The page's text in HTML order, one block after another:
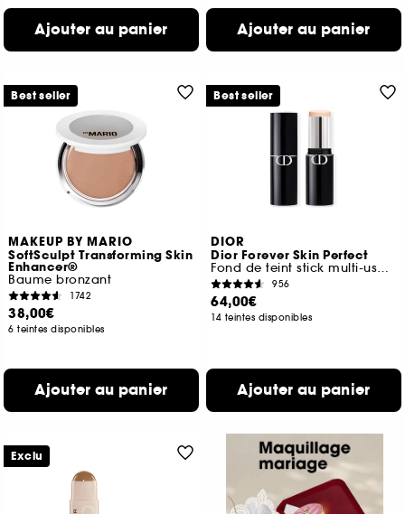
Ajouter au panier Ajouter au panier
MAKEUP BY MARIO
SoftSculpt Transforming Skin
Enhancer®
Baume bronzant
1742
38,00€
6 teintes disponibles
Ajouter au panier
Best seller
DIOR
Dior Forever Skin Perfect
Fond de teint stick multi-usage, hydratation 24 h
956
64,00€
14 teintes disponibles
Ajouter au panier
Best seller
Exclu